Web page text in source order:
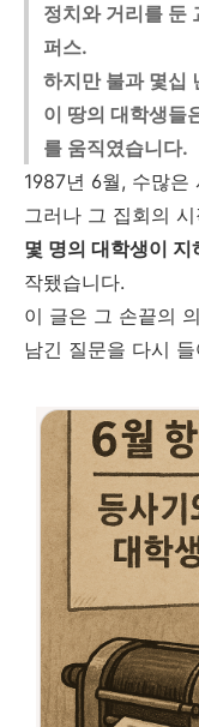
정치와 거리를 둔
퍼스.
하지만 불과 몇십
이 땅의 대학생들
를 움직였습니다.
1987년 6월, 수많은
그러나 그 집회의
몇 명의 대학생이
작됐습니다.
이 글은 그 손끝의
남긴 질문을 다시